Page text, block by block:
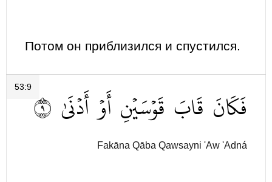
Потом он приблизился и спустился.
53:9 فَكَانَ قَابَ قَوۡسَيۡنِ أَوۡ أَدۡنَىٰ ٩
Fakāna Qāba Qawsayni 'Aw 'Adná